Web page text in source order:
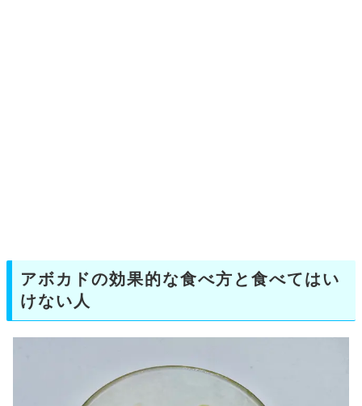
アボカドの効果的な食べ方と食べてはい
けない人